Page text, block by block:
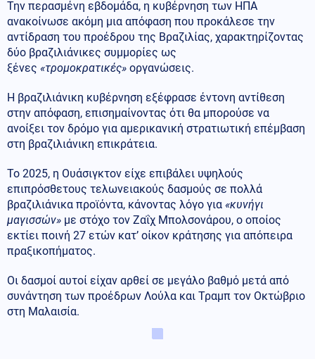
Την περασμένη εβδομάδα, η κυβέρνηση των ΗΠΑ
ανακοίνωσε ακόμη μια απόφαση που προκάλεσε την
αντίδραση του προέδρου της Βραζιλίας, χαρακτηρίζοντας
δύο βραζιλιάνικες συμμορίες ως
ξένες «τρομοκρατικές» οργανώσεις.
Η βραζιλιάνικη κυβέρνηση εξέφρασε έντονη αντίθεση
στην απόφαση, επισημαίνοντας ότι θα μπορούσε να
ανοίξει τον δρόμο για αμερικανική στρατιωτική επέμβαση
στη βραζιλιάνικη επικράτεια.
Το 2025, η Ουάσιγκτον είχε επιβάλει υψηλούς
επιπρόσθετους τελωνειακούς δασμούς σε πολλά
βραζιλιάνικα προϊόντα, κάνοντας λόγο για «κυνήγι
μαγισσών» με στόχο τον Ζαΐχ Μπολσονάρου, ο οποίος
εκτίει ποινή 27 ετών κατ’ οίκον κράτησης για απόπειρα
πραξικοπήματος.
Οι δασμοί αυτοί είχαν αρθεί σε μεγάλο βαθμό μετά από
συνάντηση των προέδρων Λούλα και Τραμπ τον Οκτώβριο
στη Μαλαισία.